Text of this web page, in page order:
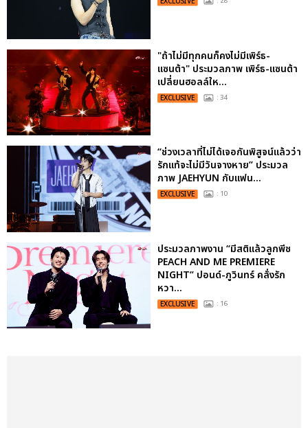
"ถ้าไม่มีทุกคนก็คงไม่มีเพิร์ธ-
แซนต้า" ประมวลภาพ เพิร์ธ-แซนต้า
เปลี่ยนฮอลล์ให...
EXCLUSIVE : 34
“ช่วงเวลาที่ไม่ได้เจอกันพิสูจน์แล้วว่า
รักแท้จะไม่มีวันจางหาย” ประมวล
ภาพ JAEHYUN กับแฟน...
EXCLUSIVE : 10
ประมวลภาพงาน “มีสติแล้วลูกพีช
PEACH AND ME PREMIERE
NIGHT” ปอนด์-ภูวินทร์ คลั่งรัก
หวา...
EXCLUSIVE : 16